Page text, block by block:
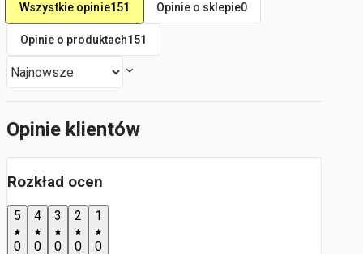
Wszystkie opinie151 Opinie o sklepie0
Opinie o produktach151
Opinie klientów
Rozkład ocen
5
0
4
0
3
0
2
0
1
0